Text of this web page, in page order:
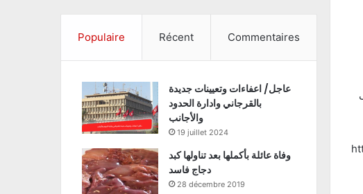
Populaire Récent Commentaires
عاجل/ اعفاءات وتعيينات جديدة
بالقرجاني وادارة الحدود
والأجانب
19 juillet 2024
وفاة عائلة بأكملها بعد تناولها كبد
دجاج فاسد
28 décembre 2019